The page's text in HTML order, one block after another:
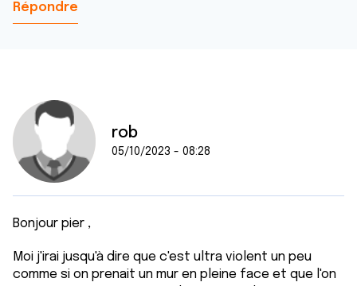
Répondre
rob
05/10/2023 - 08:28
Bonjour pier ,
Moi j'irai jusqu'à dire que c'est ultra violent un peu
comme si on prenait un mur en pleine face et que l'on